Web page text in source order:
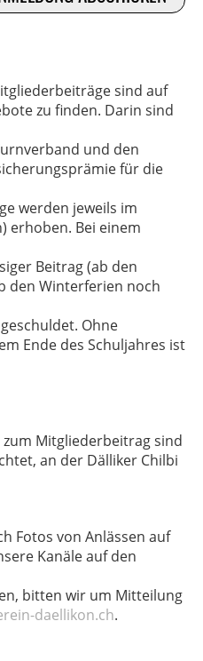
sind auf
zu finden. Darin sind
und den
für die
werden jeweils im
erhoben. Bei einem
Beitrag (ab den
den Winterferien noch
Ohne
Ende des Schuljahres ist
zum Mitgliederbeitrag sind
an der Dälliker Chilbi
Fotos von Anlässen auf
Kanäle auf den
bitten wir um Mitteilung
daellikon.ch.